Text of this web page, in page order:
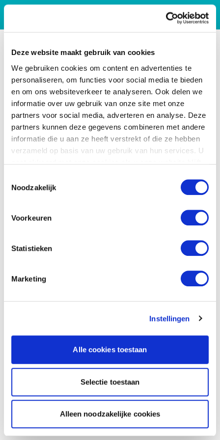
Deze website maakt gebruik van cookies
We gebruiken cookies om content en advertenties te
personaliseren, om functies voor social media te bieden
en om ons websiteverkeer te analyseren. Ook delen we
informatie over uw gebruik van onze site met onze
partners voor social media, adverteren en analyse. Deze
partners kunnen deze gegevens combineren met andere
informatie die u aan ze heeft verstrekt of die ze hebben
verzameld op basis van uw gebruik van hun services. U
Noodzakelijk
Voorkeuren
Statistieken
Marketing
Instellingen
Alle cookies toestaan
Selectie toestaan
Alleen noodzakelijke cookies